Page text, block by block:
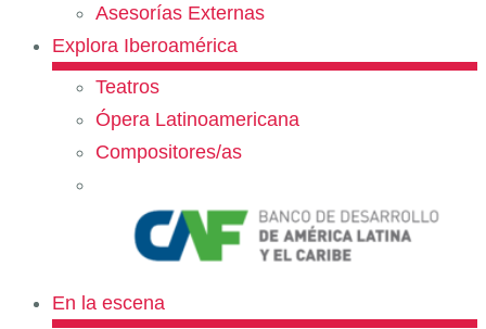
Asesorías Externas
Explora Iberoamérica
Teatros
Ópera Latinoamericana
Compositores/as
En la escena